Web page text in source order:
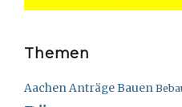
Themen
AachenAnträgeBauen